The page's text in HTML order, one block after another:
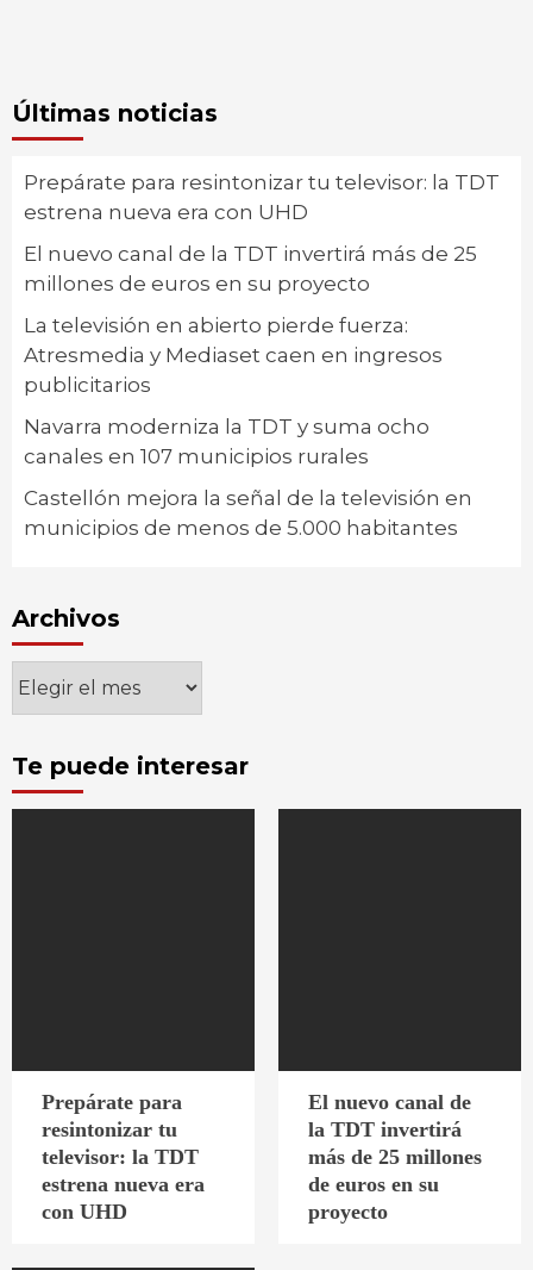
Últimas noticias
Prepárate para resintonizar tu televisor: la TDT
estrena nueva era con UHD
El nuevo canal de la TDT invertirá más de 25
millones de euros en su proyecto
La televisión en abierto pierde fuerza:
Atresmedia y Mediaset caen en ingresos
publicitarios
Navarra moderniza la TDT y suma ocho
canales en 107 municipios rurales
Castellón mejora la señal de la televisión en
municipios de menos de 5.000 habitantes
Archivos
Archivos
Te puede interesar
Prepárate para
resintonizar tu
televisor: la TDT
estrena nueva era
con UHD
El nuevo canal de
la TDT invertirá
más de 25 millones
de euros en su
proyecto